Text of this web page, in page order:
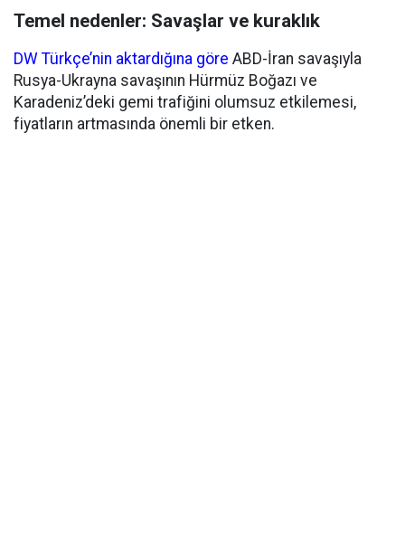
Temel nedenler: Savaşlar ve kuraklık
DW Türkçe’nin aktardığına göre ABD-İran savaşıyla
Rusya-Ukrayna savaşının Hürmüz Boğazı ve
Karadeniz’deki gemi trafiğini olumsuz etkilemesi,
fiyatların artmasında önemli bir etken.